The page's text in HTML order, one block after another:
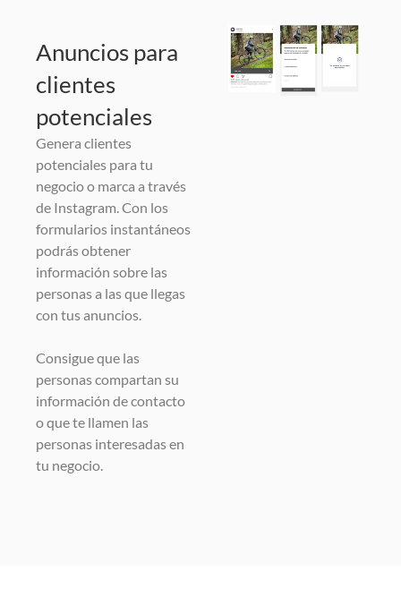
Anuncios para
clientes
potenciales
Genera clientes
potenciales para tu
negocio o marca a través
de Instagram. Con los
formularios instantáneos
podrás obtener
información sobre las
personas a las que llegas
con tus anuncios.
Consigue que las
personas compartan su
información de contacto
o que te llamen las
personas interesadas en
tu negocio.